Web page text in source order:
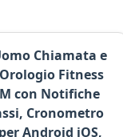
Chiamata e
Fitness
con Notifiche
Cronometro
Android iOS,